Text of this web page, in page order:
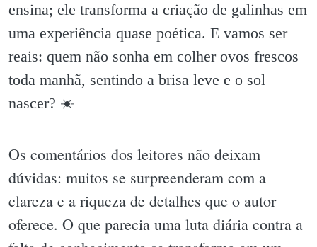
ensina; ele transforma a criação de galinhas em
uma experiência quase poética. E vamos ser
reais: quem não sonha em colher ovos frescos
toda manhã, sentindo a brisa leve e o sol
nascer? ☀️
Os comentários dos leitores não deixam
dúvidas: muitos se surpreenderam com a
clareza e a riqueza de detalhes que o autor
oferece. O que parecia uma luta diária contra a